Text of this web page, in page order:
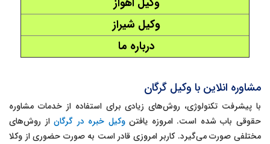
وکیل شیراز
درباره ما
مشاوره انلاین با وکیل گرگان
با پیشرفت تکنولوژی، روش‌های زیادی برای استفاده از خدمات مشاوره
حقوقی باب شده است. امروزه یافتنوکیل خبره در گرگاناز روش‌های
مختلفی صورت می‌گیرد. کاربر امروزی قادر است به صورت حضوری از وکلا